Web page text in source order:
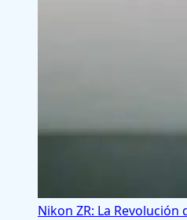
Nikon ZR: La Revolución